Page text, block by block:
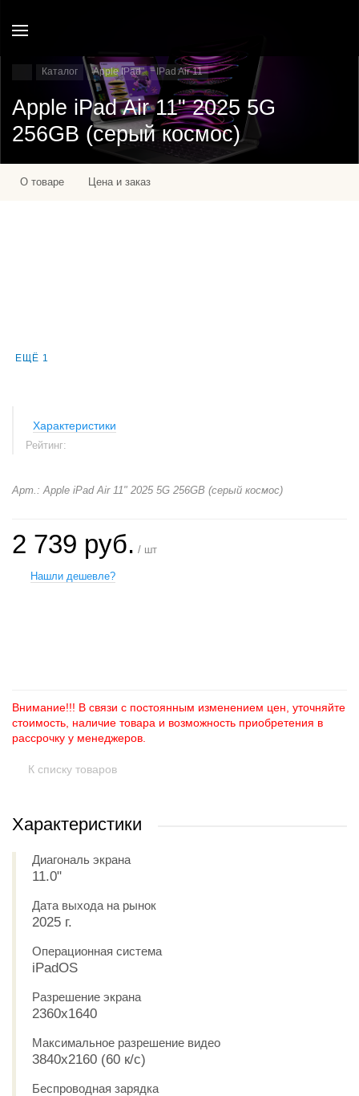
Каталог Apple IPad IPad Air 11
Apple iPad Air 11" 2025 5G
256GB (серый космос)
О товаре Цена и заказ
ЕЩЁ 1
Характеристики
Рейтинг:
Арт.: Apple iPad Air 11" 2025 5G 256GB (серый космос)
2 739 руб. / шт
Нашли дешевле?
Внимание!!! В связи с постоянным изменением цен, уточняйте
стоимость, наличие товара и возможность приобретения в
рассрочку у менеджеров.
К списку товаров
Характеристики
Диагональ экрана
11.0"
Дата выхода на рынок
2025 г.
Операционная система
iPadOS
Разрешение экрана
2360x1640
Максимальное разрешение видео
3840x2160 (60 к/с)
Беспроводная зарядка